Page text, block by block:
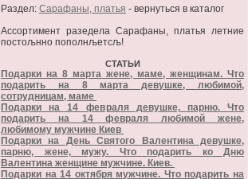
Раздел: Сарафаны, платья - вернуться в каталог
Ассортимент разедела Сарафаны, платья летние
постољнно пополнљетсљ!
СТАТЬИ
Подарки на 8 марта жене, маме, женщинам. Что
подарить на 8 марта девушке, любимой,
сотрудницам, маме
Подарки на 14 февраля девушке, парню. Что
подарить на 14 февраля любимой жене,
любимому мужчине Киев
Подарки на День Святого Валентина девушке,
парню, жене, мужу. Что подарить ко Дню
Валентина женщине мужчине. Киев.
Подарки на 14 октября мужчине. Что подарить на